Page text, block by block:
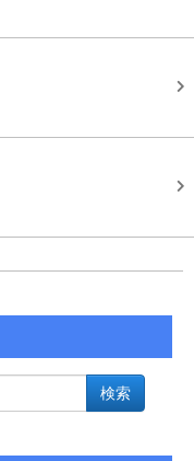
検索